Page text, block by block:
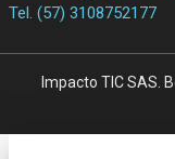
Tel. (57) 3108752177
Impacto TIC SAS.